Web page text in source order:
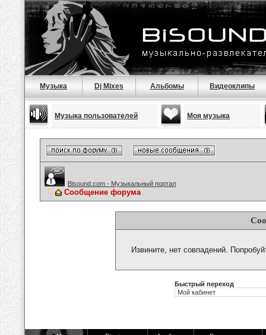
Музыка Dj Mixes Альбомы Видеоклипы
Музыка пользователей Моя музыка
Bisound.com - Музыкальный портал
Сообщение форума
Извините, нет совпадений.
Быстрый переход